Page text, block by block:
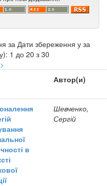
за Дати збереження у за
1 до 20 з 30
Автор(и)
в
Шевченко,
Сергій